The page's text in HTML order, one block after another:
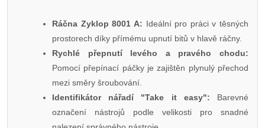
Ráčna Zyklop 8001 A: Ideální pro práci v těsných
prostorech díky přímému upnutí bitů v hlavě ráčny.
Rychlé přepnutí levého a pravého chodu:
Pomocí přepínací páčky je zajištěn plynulý přechod
mezi směry šroubování.
Identifikátor nářadí "Take it easy": Barevné
označení nástrojů podle velikosti pro snadné